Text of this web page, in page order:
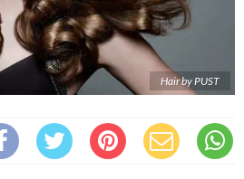
Hair by PUST